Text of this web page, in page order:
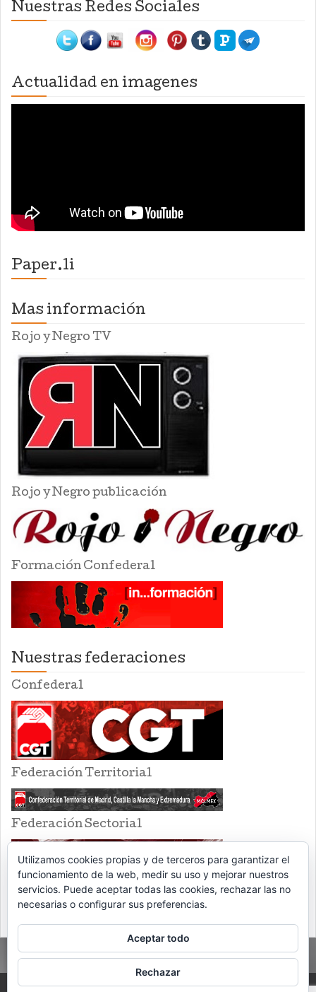
Nuestras Redes Sociales
Actualidad en imagenes
Paper.li
Mas información
Rojo y Negro TV
Rojo y Negro publicación
Formación Confederal
Nuestras federaciones
Confederal
Federación Territorial
Federación Sectorial
Utilizamos cookies propias y de terceros para garantizar el
funcionamiento de la web, medir su uso y mejorar nuestros
servicios. Puede aceptar todas las cookies, rechazar las no
necesarias o configurar sus preferencias.
Aceptar todo
Rechazar